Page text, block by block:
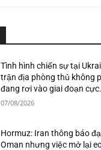
Tình hình chiến sự tại
trận địa phòng thủ không
đang rơi vào giai đoạn
07/08/2026
Hormuz: Iran thông báo
Oman nhưng việc mở lại